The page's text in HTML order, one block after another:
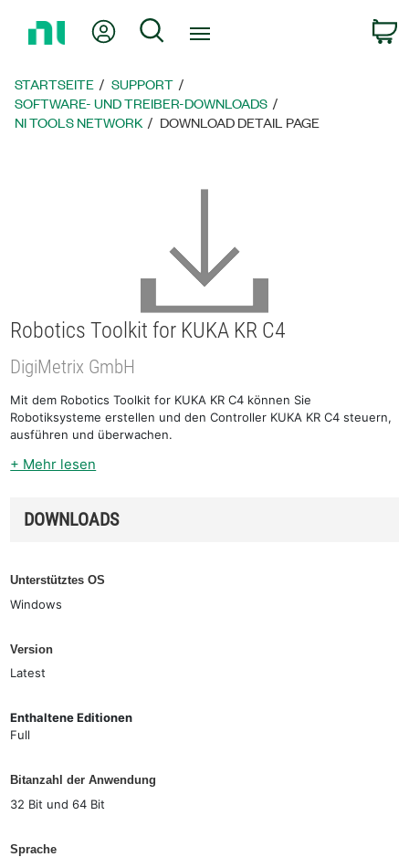
zur
Mein KontoSuche
STARTSEITE
SUPPORT
SOFTWARE- UND TREIBER-DOWNLOADS
NI TOOLS NETWORK
DOWNLOAD DETAIL PAGE
Robotics Toolkit for KUKA KR C4
DigiMetrix GmbH
Mit dem Robotics Toolkit for KUKA KR C4 können Sie
Robotiksysteme erstellen und den Controller KUKA KR C4 steuern,
ausführen und überwachen.
+ Mehr lesen
DOWNLOADS
Unterstütztes OS
Windows
Version
Latest
Enthaltene Editionen
Full
Bitanzahl der Anwendung
32 Bit und 64 Bit
Sprache